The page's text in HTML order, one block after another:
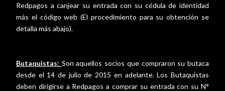
Redpagos a canjear su entrada con su cédula de identidad
más el código web (El procedimiento para su obtención se
detalla más abajo).
Butaquistas: Son aquellos socios que compraron su butaca
desde el 14 de julio de 2015 en adelante. Los Butaquistas
deben dirigirse a Redpagos a comprar su entrada con su N°